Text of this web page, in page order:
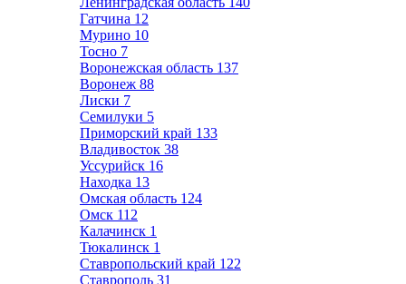
Гатчина 12
Мурино 10
Тосно 7
Воронежская область 137
Воронеж 88
Лиски 7
Семилуки 5
Приморский край 133
Владивосток 38
Уссурийск 16
Находка 13
Омская область 124
Омск 112
Калачинск 1
Тюкалинск 1
Ставропольский край 122
Ставрополь 31